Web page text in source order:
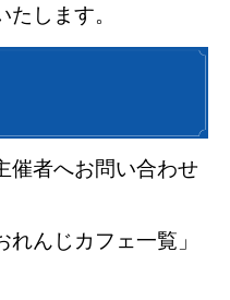
します。
催者へお問い合わせ
んじカフェ一覧」